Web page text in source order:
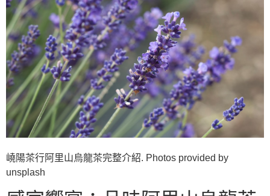
嶢陽茶行阿里山烏龍茶完整介紹. Photos provided by
unsplash